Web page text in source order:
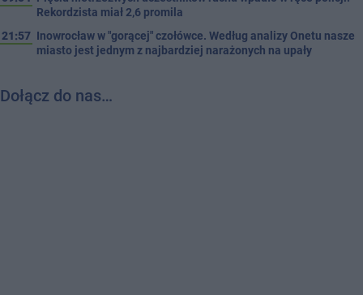
Rekordzista miał 2,6 promila
21:57 Inowrocław w "gorącej" czołówce. Według analizy Onetu nasze
miasto jest jednym z najbardziej narażonych na upały
Dołącz do nas…